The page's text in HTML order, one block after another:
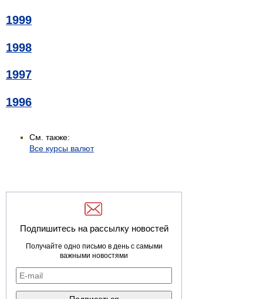
1999
1998
1997
1996
См. также:
Все курсы валют
Подпишитесь на рассылку новостей
Получайте одно письмо в день с самыми
важными новостями